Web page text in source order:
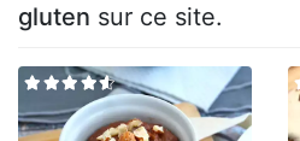
gluten sur ce site.